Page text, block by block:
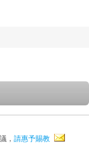
， 請惠予賜教